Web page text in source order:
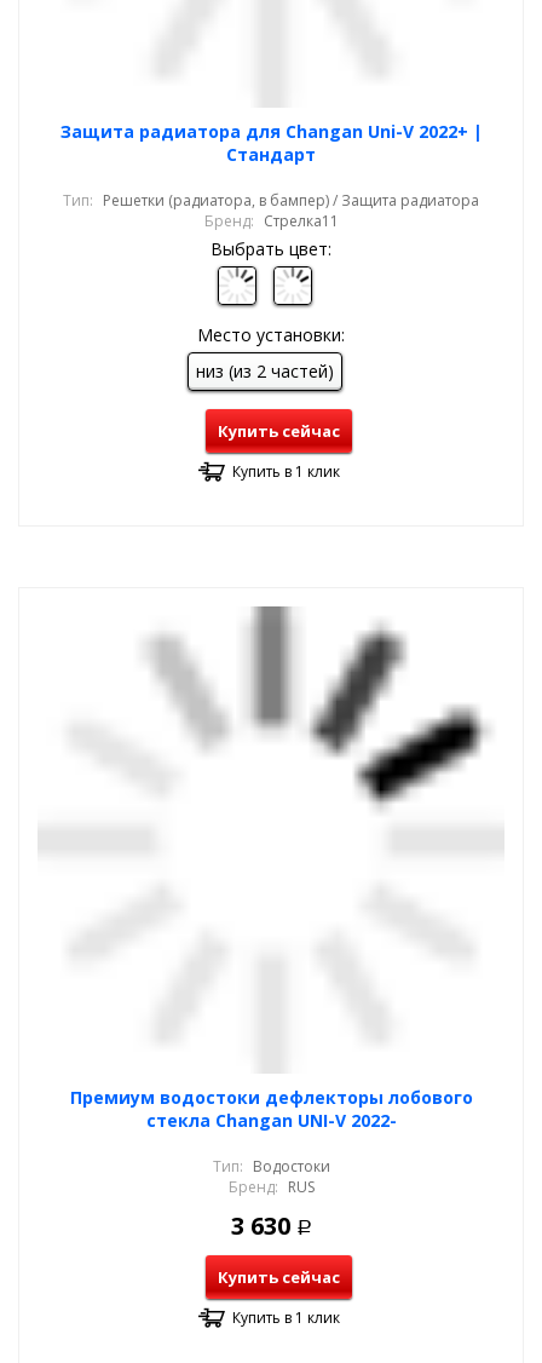
Защита радиатора для Changan Uni-V 2022+ |
Стандарт
Тип: Решетки (радиатора, в бампер) / Защита радиатора
Бренд: Стрелка11
Выбрать цвет:
Место установки:
низ (из 2 частей)
Купить сейчас
Купить в 1 клик
Премиум водостоки дефлекторы лобового
стекла Changan UNI-V 2022-
Тип: Водостоки
Бренд: RUS
3 630 Р
Купить сейчас
Купить в 1 клик